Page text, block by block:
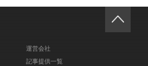
運営会社
記事提供一覧